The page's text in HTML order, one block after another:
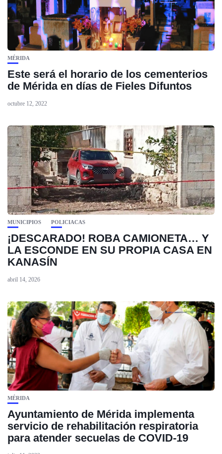
MÉRIDA
Este será el horario de los cementerios
de Mérida en días de Fieles Difuntos
octubre 12, 2022
MUNICIPIOS POLICIACAS
¡DESCARADO! ROBA CAMIONETA… Y
LA ESCONDE EN SU PROPIA CASA EN
KANASÍN
abril 14, 2026
MÉRIDA
Ayuntamiento de Mérida implementa
servicio de rehabilitación respiratoria
para atender secuelas de COVID-19